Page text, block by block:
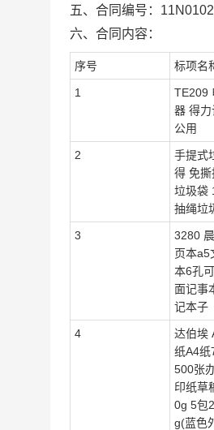
五、合同编号：
六、合同内容：
序号 标项名
1
TE209
器 得
公用
2
手提式
得 免撕
垃圾袋
抽绳垃
3
3280
页本a5
本6孔
面记事
记本子
4
达伯埃
纸A4纸
500张
印纸草
0g 5包
g(蓝色